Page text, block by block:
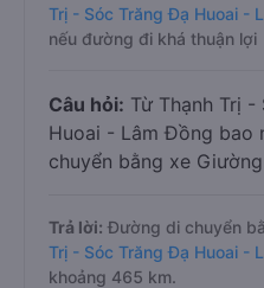
Trị - Sóc Trăng Đạ Huoai -
nếu đường đi khá thuận lợi
Câu hỏi: Từ Thạnh Trị
Huoai - Lâm Đồng bao
chuyển bằng xe
Trả lời: Đường di chuyển
Trị - Sóc Trăng Đạ Huoai -
khoảng 465 km.